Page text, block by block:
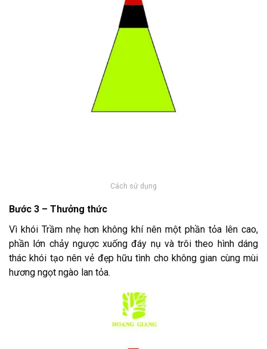
Cách sử dụng
Bước 3 – Thưởng thức
Vì khói Trầm nhẹ hơn không khí nên một phần tỏa lên cao,
phần lớn chảy ngược xuống đáy nụ và trôi theo hình dáng
thác khói tạo nên vẻ đẹp hữu tình cho không gian cùng mùi
hương ngọt ngào lan tỏa.